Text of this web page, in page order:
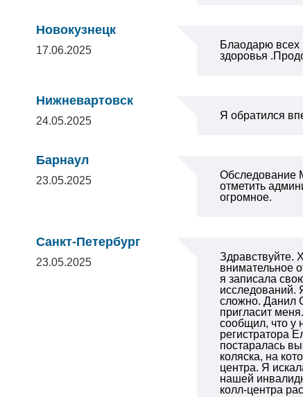
Новокузнецк
17.06.2025
Блаодарю всех
здоровья
Нижневартовск
24.05.2025 Я обратился
Барнаул
23.05.2025 Обследование
отметить
огромное.
Санкт-Петербург
23.05.2025
Здравствуйте.
внимательное
я записала
исследований.
сложно. Данил
пригласит
сообщил, что у
регистратора
постаралась
коляска, на
центра. Я
нашей
колл-центра